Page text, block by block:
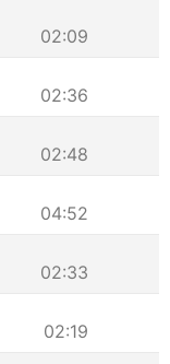
02:09
02:36
02:48
04:52
02:33
02:19